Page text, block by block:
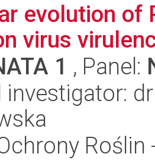
evolution of
virus
1 , Panel:
investigator: